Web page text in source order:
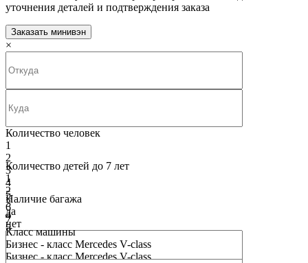
уточнения деталей и подтверждения заказа
Заказать минивэн
×
Количество человек
1
2
3
4
5
6
7
8
9
10
Количество детей до 7 лет
1
2
3
4
5
6
7
Наличие багажа
да
нет
Класс машины
Бизнес - класс Mercedes V-class
Бизнес - класс Mercedes V-class